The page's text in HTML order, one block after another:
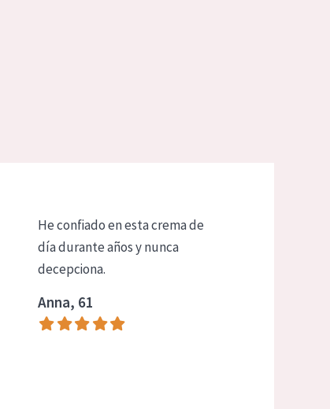
He confiado en esta crema de
día durante años y nunca
decepciona.
Anna, 61